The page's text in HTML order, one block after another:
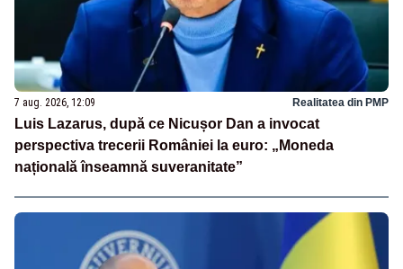
7 aug. 2026, 12:09 Realitatea din PMP
Luis Lazarus, după ce Nicușor Dan a invocat
perspectiva trecerii României la euro: „Moneda
națională înseamnă suveranitate”